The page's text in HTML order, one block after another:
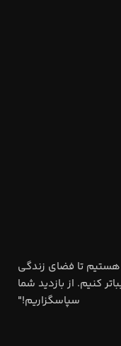
هستیم تا فضای زندگی
کنیم. از بازدید شما
سپاسگزاریم!"